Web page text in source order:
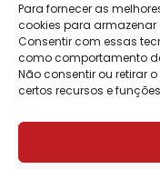
Para fornecer as
cookies para
Consentir com essas
como comportamento
Não consentir ou retirar
certos recursos e
POLÍTICA DE
PRIVACIDADE
POLÍTICA DE
REEMBOLSO
LIVRO DE